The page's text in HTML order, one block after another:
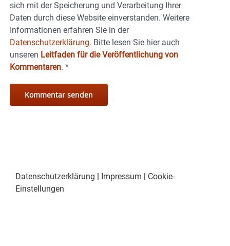
sich mit der Speicherung und Verarbeitung Ihrer
Daten durch diese Website einverstanden. Weitere
Informationen erfahren Sie in der
Datenschutzerklärung. Bitte lesen Sie hier auch
unseren Leitfaden für die Veröffentlichung von
Kommentaren. *
Datenschutzerklärung Impressum
Cookie-
Einstellungen